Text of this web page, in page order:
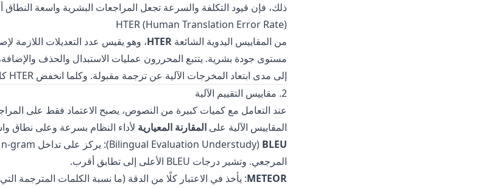
ذلك، فإن قيود التكلفة والسرعة تجعل المراجعات البشرية واسعة النطاق
HTER (Human Translation Error Rate)
من المقاييس اليدوية الشائعةHTER
مستوى جودة بشرية. يتتبع المحررون عمليات الاستبدال والحذف
إلى مدى ابتعاد المخرجات الآلية عن ترجمة مقبولة. وكلما انخفض HTER كانت الجودة أفضل.
2. مقاييس التقييم الآلية
عند التعامل مع كميات كبيرة من النصوص، يصبح الاعتماد فقط على
المقاييس الآلية علىالمقارنة المعيارية لأداء النظام بسرعة وعلى نطاق
BLEU
المرجعي. وتشير درجات BLEU الأعلى إلى تطابق أقرب.
METEOR: يأخذ في الاعتبار كلًا من الدقة (ما نسبة الكلمات المترجمة